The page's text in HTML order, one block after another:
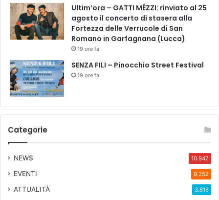
Ultim’ora – GATTI MÉZZI: rinviato al 25
agosto il concerto di stasera alla
Fortezza delle Verrucole di San
Romano in Garfagnana (Lucca)
19 ore fa
SENZA FILI – Pinocchio Street Festival
19 ore fa
Categorie
NEWS 10.947
EVENTI 9.252
ATTUALITÀ 3.818